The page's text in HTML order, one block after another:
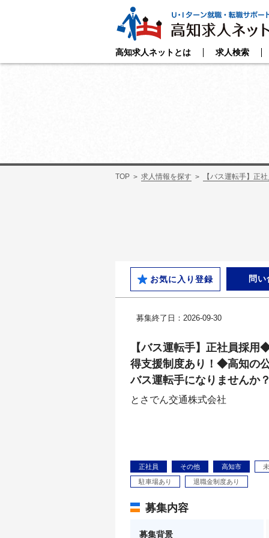
高知求人ネットとは 求人検索
TOP 求人情報を探す 【バス運転手】正
お気に入り登録 問
募集終了日：2026-09-30
【バス運転手】正社員採
得支援制度あり！◆高知の
バス運転手になりませんか
とさでん交通株式会社
正社員 その他 高知市
駐車場あり 退職金制度あり
募集内容
募集背景